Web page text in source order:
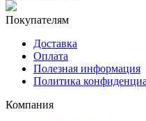
Покупателям
Доставка
Оплата
Полезная информация
Политика
Компания